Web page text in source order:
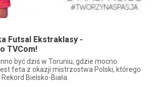
Futsal Ekstraklasy -
TVCom!
być dziś w Toruniu, gdzie mocno
feta z okazji mistrzostwa Polski, którego
Bielsko-Biała.